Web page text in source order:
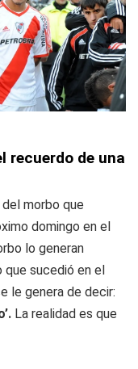
recuerdo de una
morbo que
domingo en el
lo generan
sucedió en el
le genera de decir:
La realidad es que